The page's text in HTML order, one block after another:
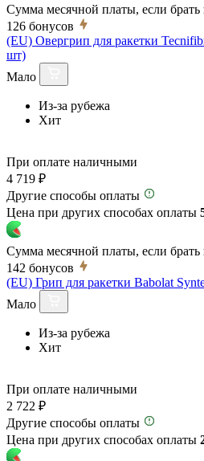
Сумма месячной платы, если брать
126 бонусов
(EU) Овергрип для ракетки
шт)
Мало
Из-за рубежа
Хит
При оплате наличными
4 719 ₽
Другие способы оплаты
Цена при других способах оплаты
Сумма месячной платы, если брать
142 бонусов
(EU) Грип для ракетки Babolat
Мало
Из-за рубежа
Хит
При оплате наличными
2 722 ₽
Другие способы оплаты
Цена при других способах оплаты